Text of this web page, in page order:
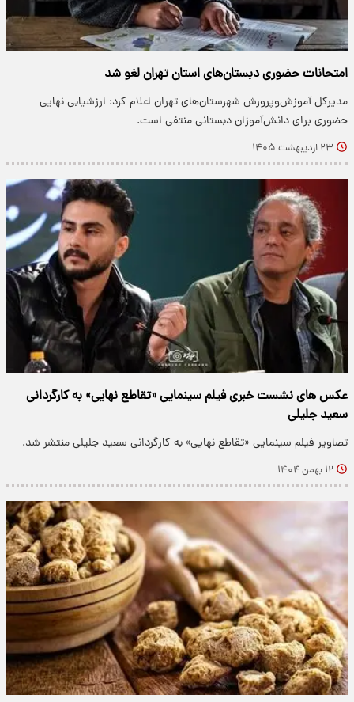
امتحانات حضوری دبستان‌های استان تهران لغو شد
مدیرکل آموزش‌وپرورش شهرستان‌های تهران اعلام کرد: ارزشیابی نهایی
حضوری برای دانش‌آموزان دبستانی منتفی است.
۲۳ اردیبهشت ۱۴۰۵
عکس های نشست خبری فیلم سینمایی «تقاطع نهایی» به کارگردانی
سعید جلیلی
تصاویر فیلم سینمایی «تقاطع نهایی» به کارگردانی سعید جلیلی منتشر شد.
۱۲ بهمن ۱۴۰۴